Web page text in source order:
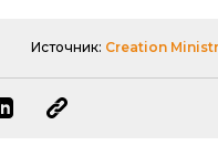
Источник: Creation